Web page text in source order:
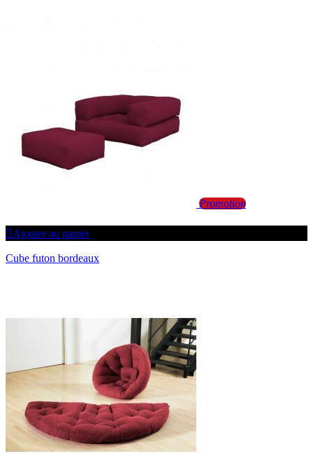
Promotion
Ajouter au panier
Cube futon bordeaux